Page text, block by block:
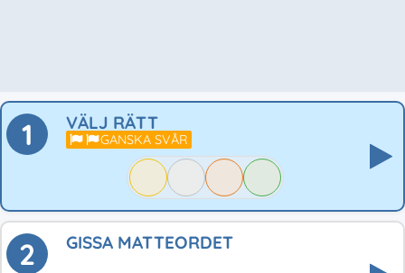
1 VÄLJ RÄTT
GANSKA SVÅR
2 GISSA MATTEORDET